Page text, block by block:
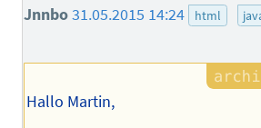
Jnnbo31.05.2015 14:24 html
Hallo Martin,